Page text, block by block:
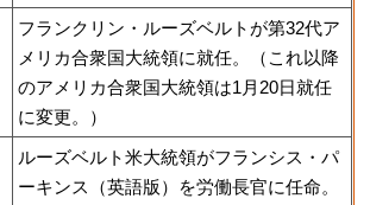
フランクリン・ルーズベルトが第32代ア
メリカ合衆国大統領に就任。（これ以降
のアメリカ合衆国大統領は1月20日就任
に変更。）
ルーズベルト米大統領がフランシス・パ
ーキンス（英語版）を労働長官に任命。